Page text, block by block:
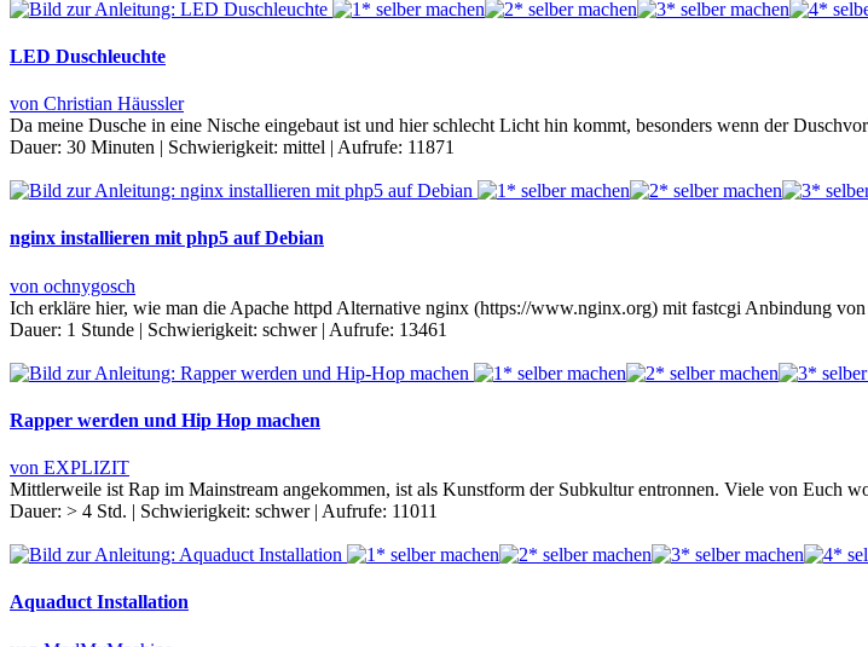
LED Duschleuchte
von Christian Häussler
Da meine Dusche in eine Nische eingebaut ist und hier schlecht Licht hin kommt, besonders wenn der
Dauer: 30 Minuten | Schwierigkeit: mittel | Aufrufe: 11871
nginx installieren mit php5 auf Debian
von ochnygosch
Ich erkläre hier, wie man die Apache httpd Alternative nginx (https://www.nginx.org) mit fastcgi Anbindung
Dauer: 1 Stunde | Schwierigkeit: schwer | Aufrufe: 13461
Rapper werden und Hip Hop machen
von EXPLIZIT
Mittlerweile ist Rap im Mainstream angekommen, ist als Kunstform der Subkultur entronnen. Viele von Euch
Dauer: > 4 Std. | Schwierigkeit: schwer | Aufrufe: 11011
Aquaduct Installation